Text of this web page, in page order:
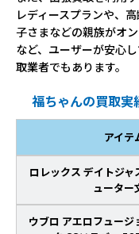
レディースプランや、
子さまなどの親族がオ
など、ユーザーが安心
取業者でもあります。
福ちゃんの買取実
アイテ
ロレックス デイトジ
ューター
ウブロ アエロフュージ